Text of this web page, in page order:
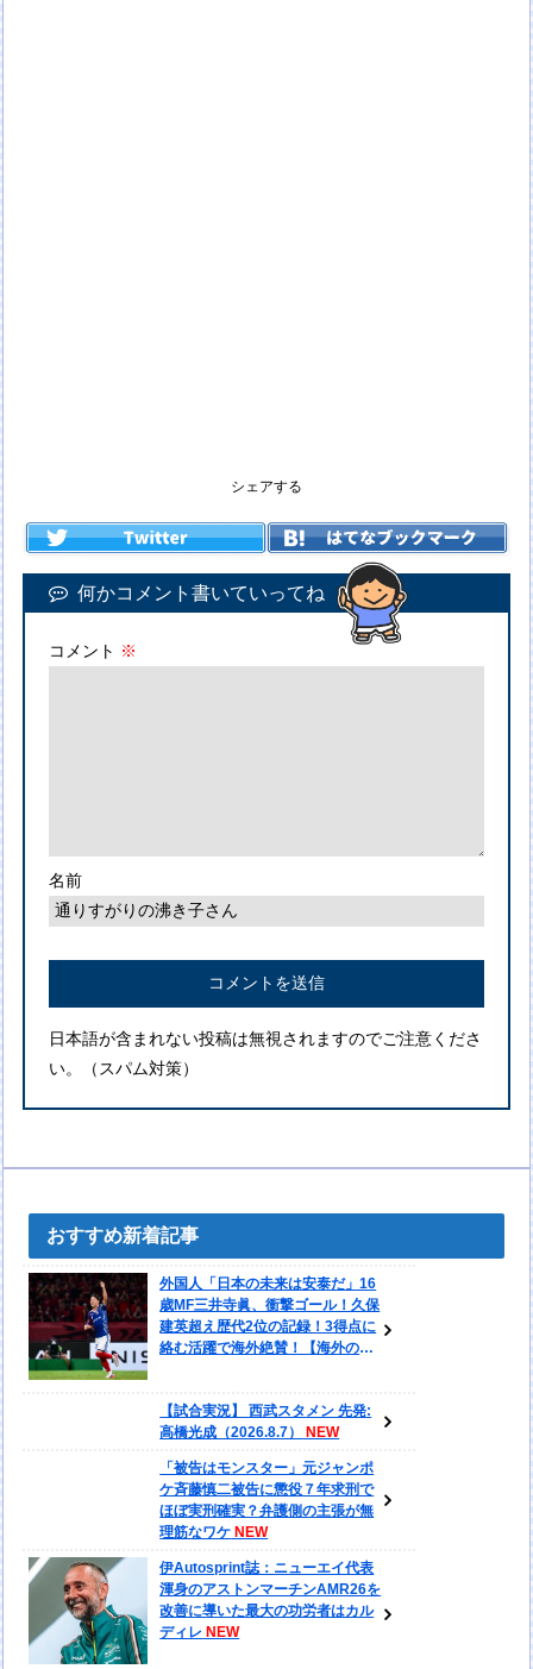
シェアする
何かコメント書いていってね
コメント ※
名前
日本語が含まれない投稿は無視されますのでご注意くださ
い。（スパム対策）
おすすめ新着記事
外国人「日本の未来は安泰だ」16
歳MF三井寺眞、衝撃ゴール！久保
建英超え歴代2位の記録！3得点に
絡む活躍で海外絶賛！【海外の反
【試合実況】 西武スタメン 先発:
高橋光成（2026.8.7）
「被告はモンスター」元ジャンポ
ケ斉藤慎二被告に懲役７年求刑で
ほぼ実刑確実？弁護側の主張が無
理筋なワケ
伊Autosprint誌：ニューエイ代表
渾身のアストンマーチンAMR26を
改善に導いた最大の功労者はカル
ディレ